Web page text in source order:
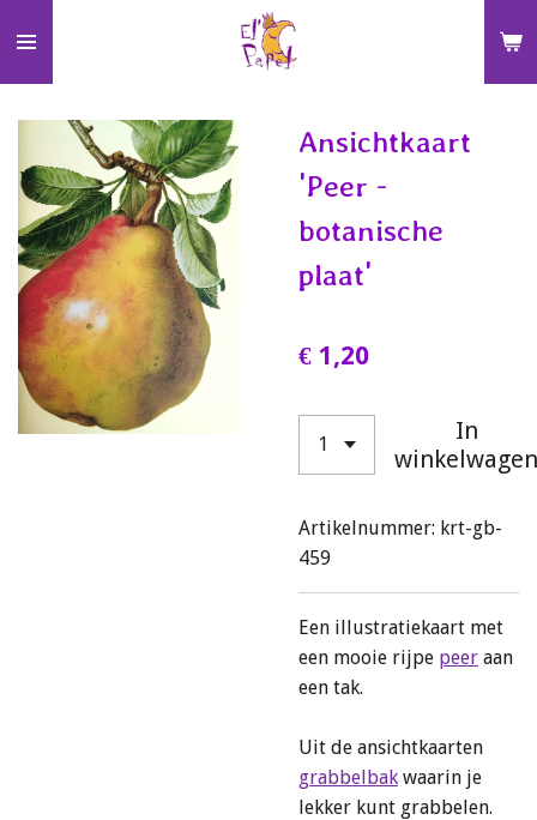
direct
naar
de
hoofdinhoud
Ansichtkaart
'Peer -
botanische
plaat'
€ 1,20
In
winkelwagen
Artikelnummer: krt-gb-
459
Een illustratiekaart met
een mooie rijpe peer aan
een tak.
Uit de ansichtkaarten
grabbelbak waarin je
lekker kunt grabbelen.